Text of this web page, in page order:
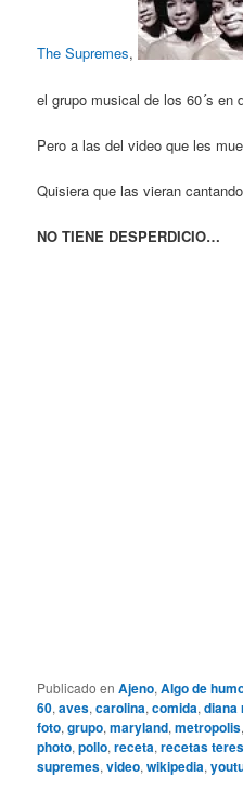
The Supremes,
el grupo musical de los 60´s en
Pero a las del video que les
Quisiera que las vieran cantando
NO TIENE DESPERDICIO…
Publicado en Ajeno,Algo de
60,aves,carolina,comida,diana
foto,grupo,maryland,metropolis
photo,pollo,receta,recetas
supremes,video,wikipedia,